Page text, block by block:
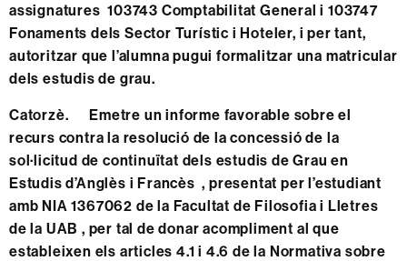
assignatures 103743 Comptabilitat General i 103747
Fonaments dels Sector Turístic i Hoteler, i per tant,
autoritzar que l’alumna pugui formalitzar una matricular
dels estudis de grau.
Catorzè. Emetre un informe favorable sobre el
recurs contra la resolució de la concessió de la
sol·licitud de continuïtat dels estudis de Grau en
Estudis d’Anglès i Francès , presentat per l’estudiant
amb NIA 1367062 de la Facultat de Filosofia i Lletres
de la UAB , per tal de donar acompliment al que
estableixen els articles 4.1 i 4.6 de la Normativa sobre